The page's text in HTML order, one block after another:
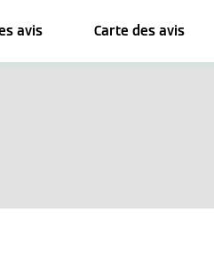
avis Carte des avis